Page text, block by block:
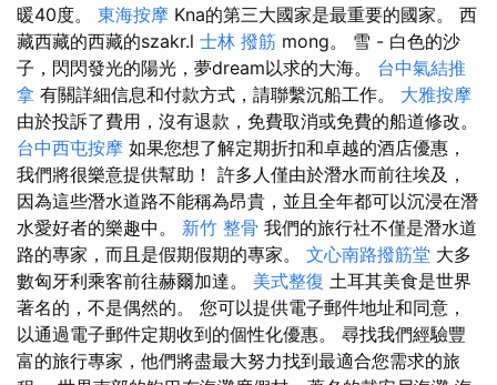
暖40度。 東海按摩 Kna的第三大國家是最重要的國家。 西
藏西藏的西藏的szakr.l 士林 撥筋 mong。 雪 - 白色的沙
子，閃閃發光的陽光，夢dream以求的大海。 台中氣結推
拿 有關詳細信息和付款方式，請聯繫沉船工作。 大雅按摩
由於投訴了費用，沒有退款，免費取消或免費的船道修改。
台中西屯按摩 如果您想了解定期折扣和卓越的酒店優惠，
我們將很樂意提供幫助！ 許多人僅由於潛水而前往埃及，
因為這些潛水道路不能稱為昂貴，並且全年都可以沉浸在潛
水愛好者的樂趣中。 新竹 整骨 我們的旅行社不僅是潛水道
路的專家，而且是假期假期的專家。 文心南路撥筋堂 大多
數匈牙利乘客前往赫爾加達。 美式整復 土耳其美食是世界
著名的，不是偶然的。 您可以提供電子郵件地址和同意，
以通過電子郵件定期收到的個性化優惠。 尋找我們經驗豐
富的旅行專家，他們將盡最大努力找到最適合您需求的旅